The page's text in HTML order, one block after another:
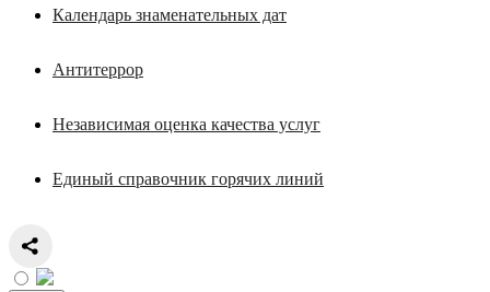
Календарь знаменательных дат
Антитеррор
Независимая оценка качества услуг
Единый справочник горячих линий